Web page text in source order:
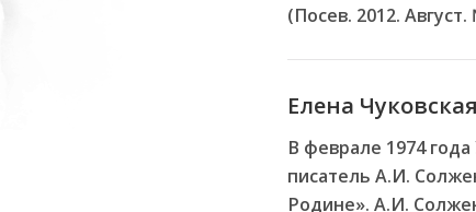
(Посев. 2012.
Елена
В феврале 1974
писатель А.И.
Родине». А.И.